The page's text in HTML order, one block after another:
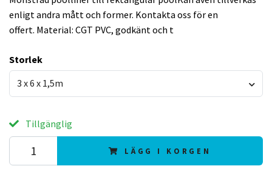
enligt andra mått och former. Kontakta oss för en
offert. Material: CGT PVC, godkänt och t
Storlek
3 x 6 x 1,5m
Tillgänglig
LÄGG I KORGEN